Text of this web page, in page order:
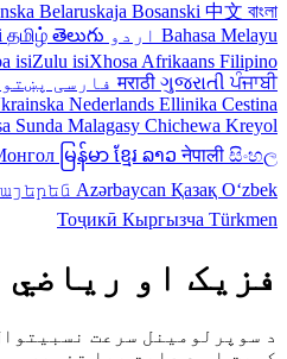
Belaruskaja Bosanski 中文 বাংলা
Bahasa Melayu اردو தமிழ் తెలుగు
isiZulu isiXhosa Afrikaans Filipino
मराठी ગુજરાતીਪੰਜਾਬੀ فارسی پښتو
Nederlands Ellinika Cestina
Sunda Malagasy Chichewa Kreyol
မြန်မာ ខ្មែរ ລາວनेपाली සිංහල
Azərbaycan Қазақ Oʻzbek
Тоҷикӣ Кыргызча Türkmen
فزیک او ریاضي
د سوپرلومینل سرعت